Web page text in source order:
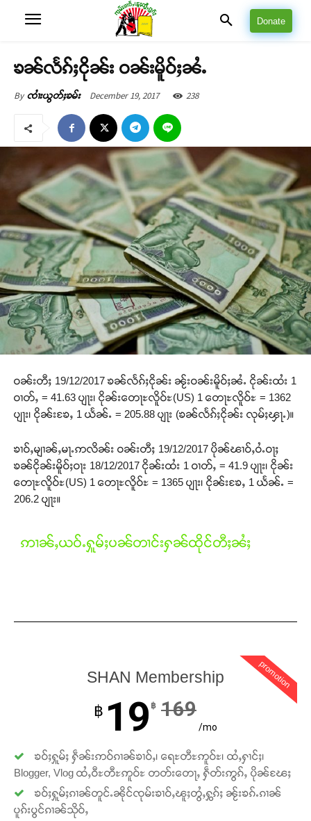
Donate
ၶၼ်လႅၵ်ႈငိုၼ်း ဝၼ်းမိူဝ်ႈၼႆႉ
By ၸၢႆးယွတ်ႈၶမ်း December 19, 2017 238
ဝၼ်းတီႈ 19/12/2017 ၶၼ်လႅၵ်ႈငိုၼ်း ၼႂ်းဝၼ်းမိူဝ်ႈၼႆႉ ငိုၼ်းထႆး 1
ဝၢတ်ႇ = 41.63 ပျႃး၊ ငိုၼ်းတေႃႊလိူဝ်ႊ(US) 1 တေႃႊလိူဝ်ႊ = 1362
ပျႃး၊ ငိုၼ်းၶႄႇ 1 ယႅၼ်ႉ = 205.88 ပျႃး (ၶၼ်လႅၵ်ႈငိုၼ်း လုမ်ႈၾႃႉ)။
ၶၢဝ်ႇမျၢၼ်ႇမႃႉဢလိၼ်း ဝၼ်းတီႈ 19/12/2017 ပိုၼ်ၽၢဝ်ႇဝႆႉဝႃႈ
ၶၼ်ငိုၼ်းမိူဝ်ႈဝႃး 18/12/2017 ငိုၼ်းထႆး 1 ဝၢတ်ႇ = 41.9 ပျႃး၊ ငိုၼ်း
တေႃႊလိူဝ်ႊ(US) 1 တေႃႊလိူဝ်ႊ = 1365 ပျႃး၊ ငိုၼ်းၶႄႇ 1 ယႅၼ်ႉ =
206.2 ပျႃး။
ဢၢၼ်ႇယဝ်ႉႁူမ်ႈပၼ်တၢင်းႁၼ်ထိုင်တီႈၼႆႈ
promotion
SHAN Membership
฿ 19 ฿ 169
/mo
ၶဝ်ႈႁူမ်ႈ ႁဵၼ်းဢဝ်ၵၢၼ်ၶၢဝ်ႇ၊ ရေႊတီႊဢူဝ်ႊ၊ ထႆႇႁၢင်ႈ၊
Blogger, Vlog ထႆႇဝီႊတီႊဢူဝ်ႊ တတ်းတေႃႇ ႁဵတ်းဢွၵ်ႇ ပိုၼ်ၽႄႈ
ၶဝ်ႈႁူမ်ႈၵၢၼ်တူင်ႉၼိုင်ၸုမ်းၶၢဝ်ႇၽူႈတွႆႇႁွၵ်ႈ ၼႂ်းၶၵ်ႉၵၢၼ်
ပူၵ်းပွင်ၵၢၼ်သိုဝ်ႇ